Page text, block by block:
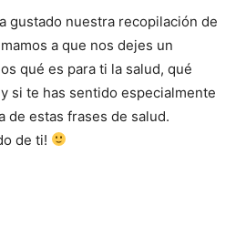
gustado nuestra recopilación de
a que nos dejes un
qué es para ti la salud, qué
si te has sentido especialmente
de estas frases de salud.
de ti!